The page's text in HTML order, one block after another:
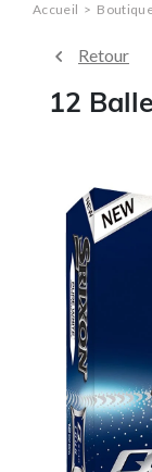
Accueil >
Retour
12